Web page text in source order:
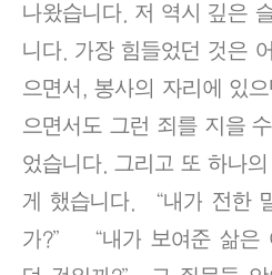
나왔습니다. 저 역시 깊은
니다. 가장 힘들었던 것은
으면서, 봉사의 자리에 있
으면서도 그런 죄를 지을
었습니다. 그리고 또 하나
게 했습니다. “내가 전한
가?” “내가 보여준 삶은